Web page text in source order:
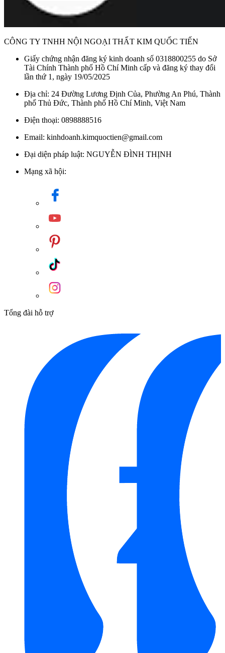
CÔNG TY TNHH NỘI NGOẠI THẤT KIM QUỐC TIẾN
Giấy chứng nhận đăng ký kinh doanh số 0318800255 do Sở
Tài Chính Thành phố Hồ Chí Minh cấp và đăng ký thay đổi
lần thứ 1, ngày 19/05/2025
Địa chỉ: 24 Đường Lương Định Của, Phường An Phú, Thành
phố Thủ Đức, Thành phố Hồ Chí Minh, Việt Nam
Điện thoại: 0898888516
Email: kinhdoanh.kimquoctien@gmail.com
Đại diện pháp luật: NGUYỄN ĐÌNH THỊNH
Mạng xã hội:
Tổng đài hỗ trợ